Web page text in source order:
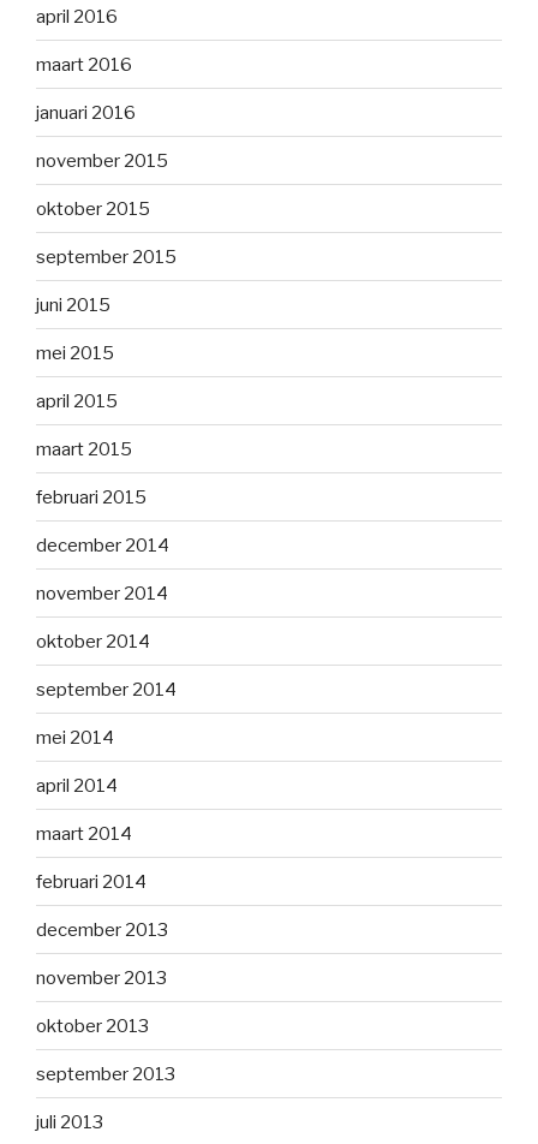
april 2016
maart 2016
januari 2016
november 2015
oktober 2015
september 2015
juni 2015
mei 2015
april 2015
maart 2015
februari 2015
december 2014
november 2014
oktober 2014
september 2014
mei 2014
april 2014
maart 2014
februari 2014
december 2013
november 2013
oktober 2013
september 2013
juli 2013